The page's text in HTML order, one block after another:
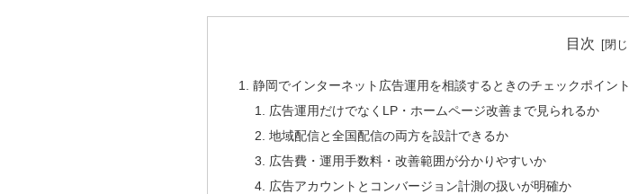
目次
静岡でインターネット広告運用を相談するときのチェックポイント
広告運用だけでなくLP・ホームページ改善まで見られるか
地域配信と全国配信の両方を設計できるか
広告費・運用手数料・改善範囲が分かりやすいか
広告アカウントとコンバージョン計測の扱いが明確か